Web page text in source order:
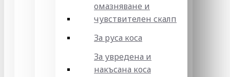
омазняване и
чувствителен скалп
За руса коса
За увредена и
накъсана коса